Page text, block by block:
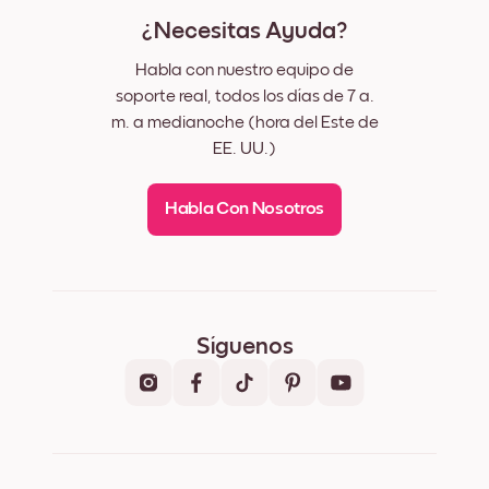
¿Necesitas Ayuda?
Habla con nuestro equipo de
soporte real, todos los días de 7 a.
m. a medianoche (hora del Este de
EE. UU.)
Habla Con Nosotros
Síguenos